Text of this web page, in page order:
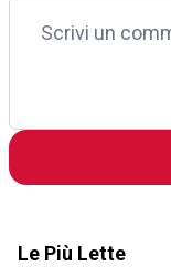
Le Più Lette